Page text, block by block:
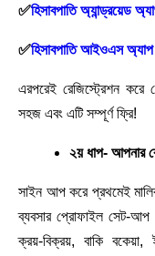
✅হিসাবপাতি অ্যান্ড্রয়েড
✅হিসাবপাতি আইওএস অ্যাপ
এরপরেই রেজিস্ট্রেশন করে
সহজ এবং এটি সম্পূর্ণ ফ্রি!
২য় ধাপ- আপনার
সাইন আপ করে প্রথমেই
ব্যবসার প্রোফাইল সেট-
ক্রয়-বিক্রয়, বাকি